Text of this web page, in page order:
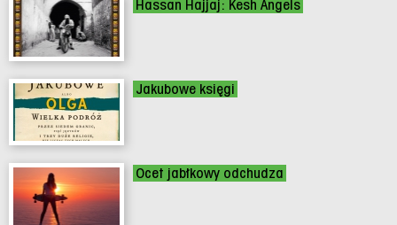
Hassan Hajjaj: Kesh Angels
Jakubowe księgi
Ocet jabłkowy odchudza